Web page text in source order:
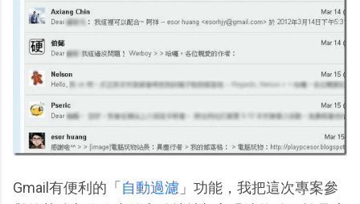
Gmail有便利的「 自動過濾 」功能，我把這次專案參